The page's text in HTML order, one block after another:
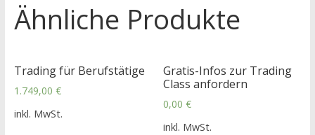
Ähnliche Produkte
Trading für Berufstätige
1.749,00 €
inkl. MwSt.
Gratis-Infos zur Trading
Class anfordern
0,00€
inkl. MwSt.